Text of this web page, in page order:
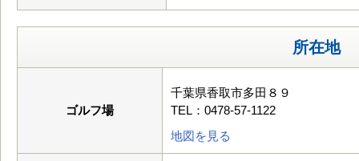
所在地
ゴルフ場
千葉県香取市多田８９
TEL：0478-57-1122
地図を見る